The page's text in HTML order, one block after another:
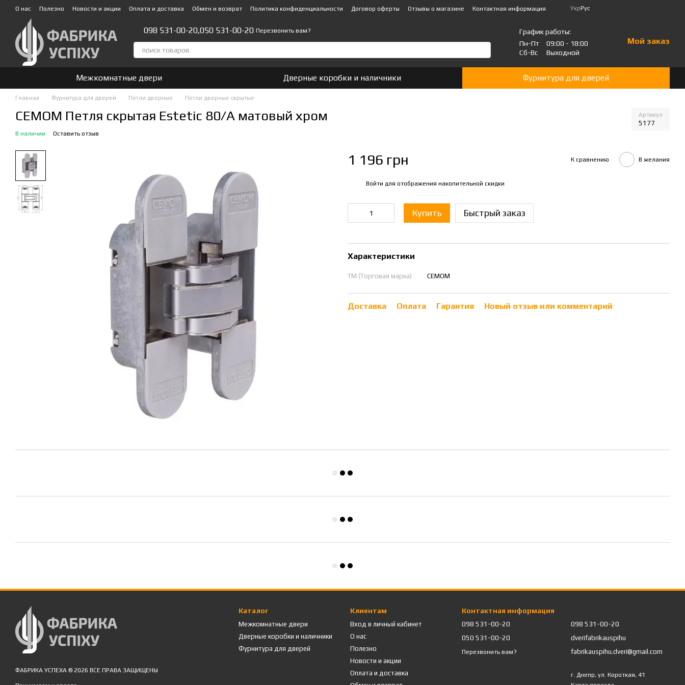
Перейти к основному контенту
О нас Полезно Новости и акции Оплата и доставка Обмен и возврат Политика конфиденциальности Договор оферты Отзывы о магазине
Контактная информация
Стать партнером!👍
УкрРус
098 531-00-20,050 531-00-20 Перезвонить вам?
График работы:
Пн-Пт
09:00 - 18:00
Сб-Вс
Выходной
Мой заказ
Межкомнатные двери Дверные коробки и наличники Фурнитура для дверей
Главная Фурнитура для дверей Петли дверные Петли дверные скрытые
CEMOM Петля скрытая Estetic 80/A матовый хром Артикул
5177
В наличии Оставить отзыв
1 196 грн К сравнению В желания
Войти для отображения накопительной скидки
Купить Быстрый заказ
Характеристики
ТМ (Торговая марка) CEMOM
Доставка Оплата Гарантия Новый отзыв или комментарий
ФАБРИКА УСПЕХА © 2026 ВСЕ ПРАВА ЗАЩИЩЕНЫ
Каталог
Межкомнатные двери
Дверные коробки и наличники
Фурнитура для дверей
Клиентам
Вход в личный кабинет
О нас
Полезно
Новости и акции
Оплата и доставка
Контактная информация
098 531-00-20
050 531-00-20
Перезвонить вам?
098 531-00-20
dverifabrikauspihu
fabrikauspihu.dveri@gmail.com
г. Днепр, ул. Короткая, 41